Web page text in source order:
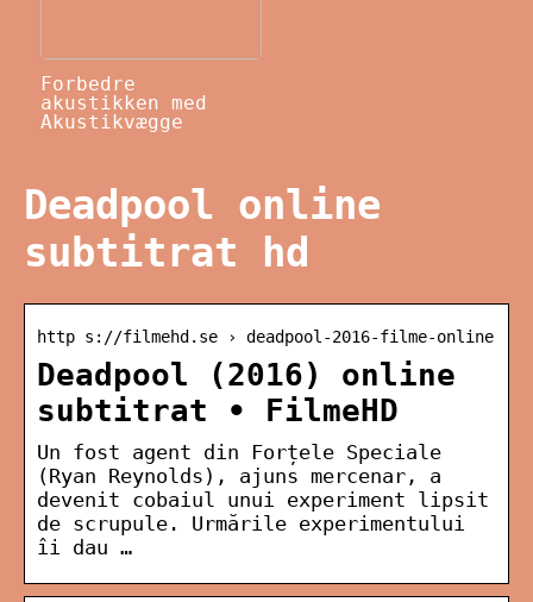
Forbedre
akustikken med
Akustikvægge
Deadpool online
subtitrat hd
http s://filmehd.se › deadpool-2016-filme-online
Deadpool (2016) online
subtitrat • FilmeHD
Un fost agent din Forțele Speciale
(Ryan Reynolds), ajuns mercenar, a
devenit cobaiul unui experiment lipsit
de scrupule. Urmările experimentului
îi dau …